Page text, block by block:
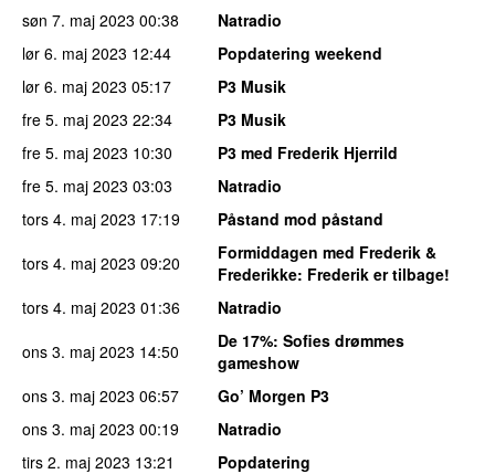
søn 7. maj 2023 00:38
Natradio
lør 6. maj 2023 12:44
Popdatering weekend
lør 6. maj 2023 05:17
P3 Musik
fre 5. maj 2023 22:34
P3 Musik
fre 5. maj 2023 10:30
P3 med Frederik Hjerrild
fre 5. maj 2023 03:03
Natradio
tors 4. maj 2023 17:19
Påstand mod påstand
tors 4. maj 2023 09:20
Formiddagen med Frederik &
Frederikke: Frederik er tilbage!
tors 4. maj 2023 01:36
Natradio
ons 3. maj 2023 14:50 De 17%: Sofies drømmes
gameshow
ons 3. maj 2023 06:57
Go’ Morgen P3
ons 3. maj 2023 00:19
Natradio
tirs 2. maj 2023 13:21
Popdatering